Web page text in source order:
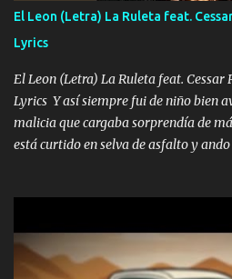
yo tengo el control a todos yo les
malcriado un malandrón Que Les
las risas las que me miran hay gente
El Leon (Letra) La Ruleta feat.
Lyrics
El Leon (Letra) La Ruleta feat. Cessar
Lyrics Y así siempre fui de niño bien
malicia que cargaba sorprendía de
está curtido en selva de asfalto y ando
pa más pues hay charola les voy a
otra Música Surcando bien mi
los lados aquel que no corre vuela